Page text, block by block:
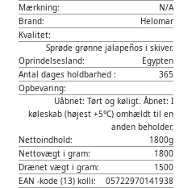
Mærkning:
N/A
Brand:
Helomar
Kvalitet:
Sprøde grønne jalapeños i skiver.
Oprindelsesland:
Egypten
Antal dages holdbarhed :
365
Opbevaring:
Uåbnet: Tørt og køligt. Åbnet: I
køleskab (højest +5°C) omhældt til en
anden beholder.
Nettoindhold:
1800g
Nettovægt i gram:
1800
Drænet vægt i gram:
1500
EAN -kode (13) kolli:
05722970141938